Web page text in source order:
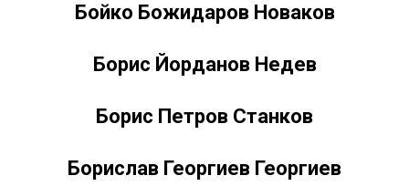
Бойко Божидаров Новаков
Борис Йорданов Недев
Борис Петров Станков
Борислав Георгиев Георгиев